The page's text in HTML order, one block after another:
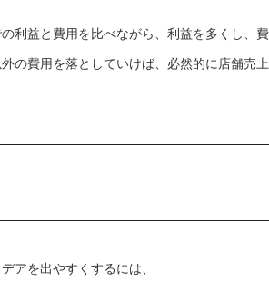
利益と費用を比べながら、利益を多くし、
の費用を落としていけば、必然的に店舗売
アを出やすくするには、